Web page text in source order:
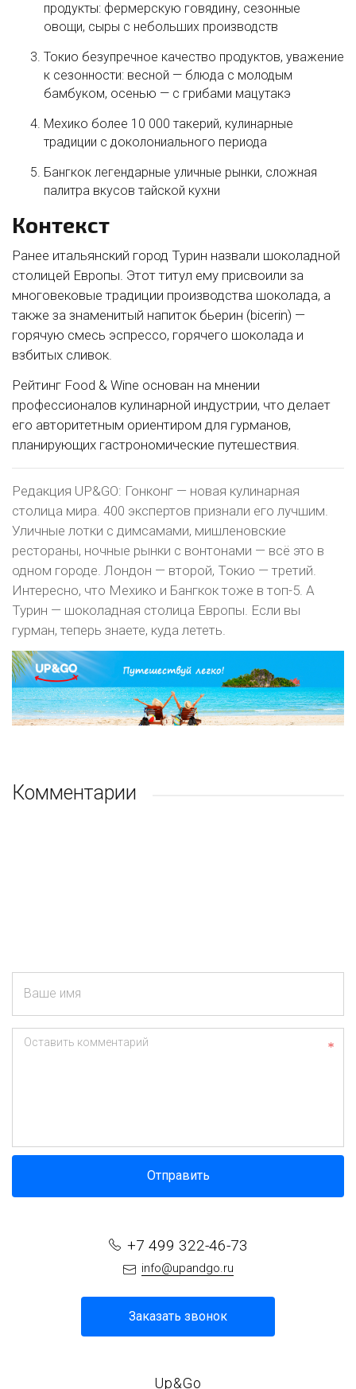
продукты: фермерскую говядину, сезонные
овощи, сыры с небольших производств
Токио безупречное качество продуктов, уважение
к сезонности: весной — блюда с молодым
бамбуком, осенью — с грибами мацутакэ
Мехико более 10 000 такерий, кулинарные
традиции с доколониального периода
Бангкок легендарные уличные рынки, сложная
палитра вкусов тайской кухни
Контекст
Ранее итальянский город Турин назвали шоколадной
столицей Европы. Этот титул ему присвоили за
многовековые традиции производства шоколада, а
также за знаменитый напиток бьерин (bicerin) —
горячую смесь эспрессо, горячего шоколада и
взбитых сливок.
Рейтинг Food & Wine основан на мнении
профессионалов кулинарной индустрии, что делает
его авторитетным ориентиром для гурманов,
планирующих гастрономические путешествия.
Редакция UP&GO: Гонконг — новая кулинарная
столица мира. 400 экспертов признали его лучшим.
Уличные лотки с димсамами, мишленовские
рестораны, ночные рынки с вонтонами — всё это в
одном городе. Лондон — второй, Токио — третий.
Интересно, что Мехико и Бангкок тоже в топ-5. А
Турин — шоколадная столица Европы. Если вы
гурман, теперь знаете, куда лететь.
Комментарии
Ваше имя
Оставить комментарий
Отправить
+7 499 322-46-73
info@upandgo.ru
Заказать звонок
Up&Go